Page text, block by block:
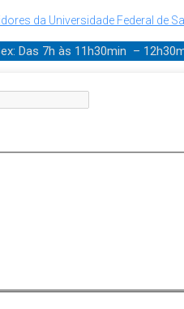
da Universidade Federal de
Das 7h às 11h30min –